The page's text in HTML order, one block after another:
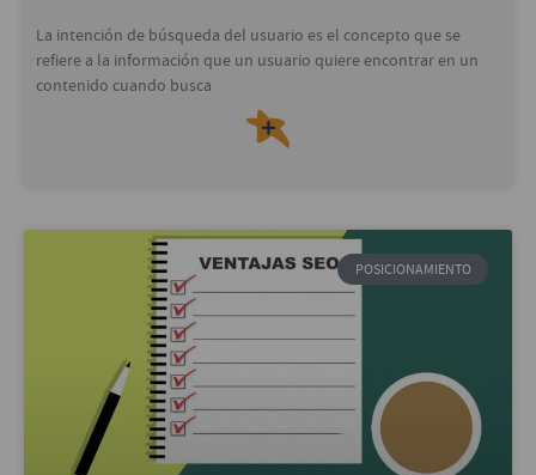
La intención de búsqueda del usuario es el concepto que se
refiere a la información que un usuario quiere encontrar en un
contenido cuando busca
＋
POSICIONAMIENTO